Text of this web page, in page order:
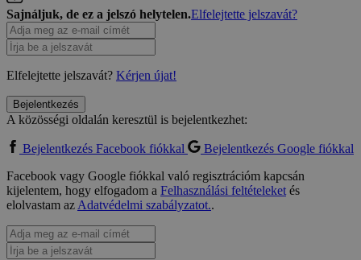
Sajnáljuk, de ez a jelszó helytelen.Elfelejtette jelszavát?
Elfelejtette jelszavát? Kérjen újat!
Bejelentkezés
A közösségi oldalán keresztül is bejelentkezhet:
Bejelentkezés Facebook fiókkal
Bejelentkezés Google fiókkal
Facebook vagy Google fiókkal való regisztrációm kapcsán
kijelentem, hogy elfogadom a Felhasználási feltételeketés
elolvastam azAdatvédelmi szabályzatot..